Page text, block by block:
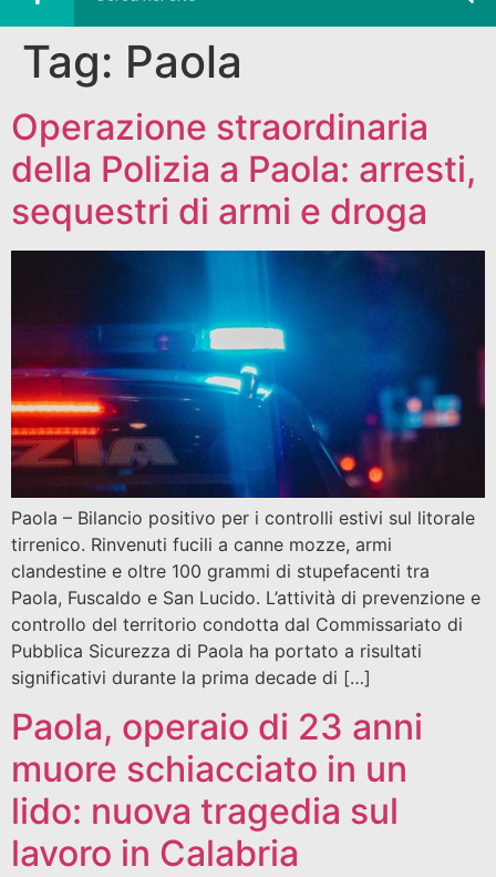
Tag: Paola
Operazione straordinaria
della Polizia a Paola: arresti,
sequestri di armi e droga
Paola – Bilancio positivo per i controlli estivi sul litorale
tirrenico. Rinvenuti fucili a canne mozze, armi
clandestine e oltre 100 grammi di stupefacenti tra
Paola, Fuscaldo e San Lucido. L’attività di prevenzione e
controllo del territorio condotta dal Commissariato di
Pubblica Sicurezza di Paola ha portato a risultati
significativi durante la prima decade di […]
Paola, operaio di 23 anni
muore schiacciato in un
lido: nuova tragedia sul
lavoro in Calabria